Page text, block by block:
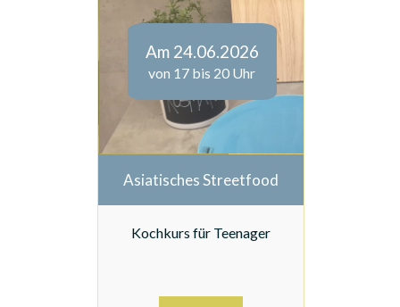
Am 24.06.2026
von 17 bis 20 Uhr
Asiatisches Streetfood
Kochkurs für Teenager